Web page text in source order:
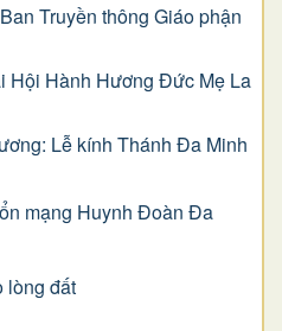
Truyền thông Giáo phận
Hội Hành Hương Đức Mẹ La
Lễ kính Thánh Đa Minh
mạng Huynh Đoàn Đa
lòng đất